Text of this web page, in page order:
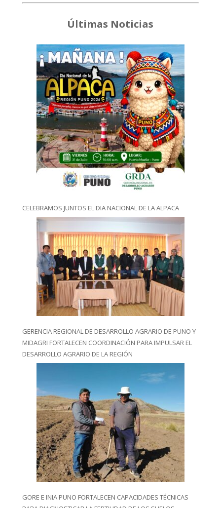
Últimas Noticias
CELEBRAMOS JUNTOS EL DIA NACIONAL DE LA ALPACA
GERENCIA REGIONAL DE DESARROLLO AGRARIO DE PUNO Y
MIDAGRI FORTALECEN COORDINACIÓN PARA IMPULSAR EL
DESARROLLO AGRARIO DE LA REGIÓN
GORE E INIA PUNO FORTALECEN CAPACIDADES TÉCNICAS